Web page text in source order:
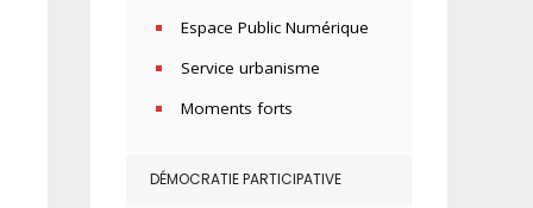
Espace Public Numérique
Service urbanisme
Moments forts
DÉMOCRATIE PARTICIPATIVE